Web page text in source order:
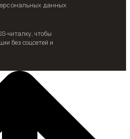
данных
читалку, чтобы
без соцсетей и